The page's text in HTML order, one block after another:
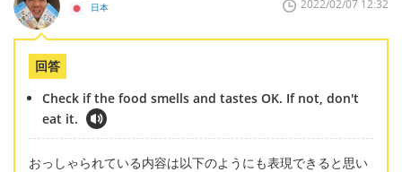
日本 2022/02/07 12:32
回答
Check if the food smells and tastes OK. If not, don't
eat it.
おっしゃられている内容は以下のようにも表現できると思い